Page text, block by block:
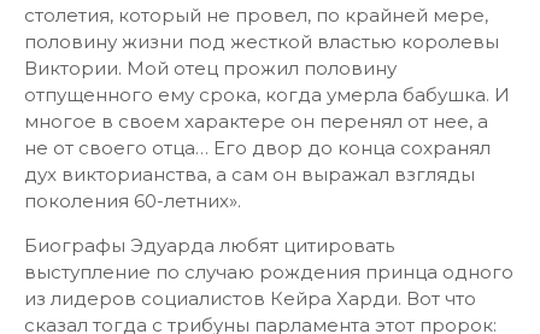
столетия, который не провел, по крайней мере,
половину жизни под жесткой властью королевы
Виктории. Мой отец прожил половину
отпущенного ему срока, когда умерла бабушка. И
многое в своем характере он перенял от нее, а
не от своего отца… Его двор до конца сохранял
дух викторианства, а сам он выражал взгляды
поколения 60-летних».
Биографы Эдуарда любят цитировать
выступление по случаю рождения принца одного
из лидеров социалистов Кейра Харди. Вот что
сказал тогда с трибуны парламента этот пророк: